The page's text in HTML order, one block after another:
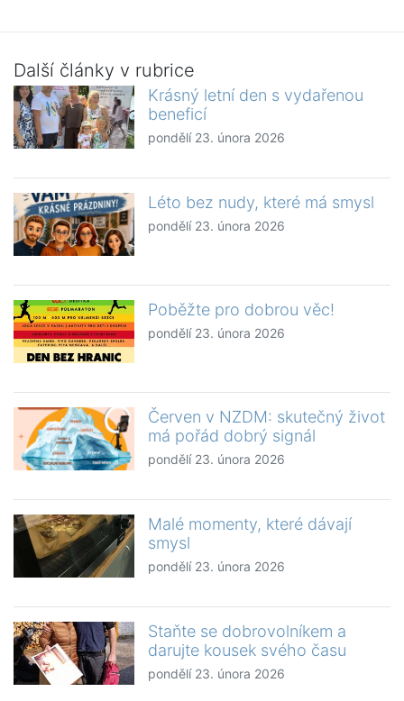
Další články v rubrice
Krásný letní den s vydařenou
beneficí
pondělí 23. února 2026
Léto bez nudy, které má smysl
pondělí 23. února 2026
Poběžte pro dobrou věc!
pondělí 23. února 2026
Červen v NZDM: skutečný život
má pořád dobrý signál
pondělí 23. února 2026
Malé momenty, které dávají
smysl
pondělí 23. února 2026
Staňte se dobrovolníkem a
darujte kousek svého času
pondělí 23. února 2026